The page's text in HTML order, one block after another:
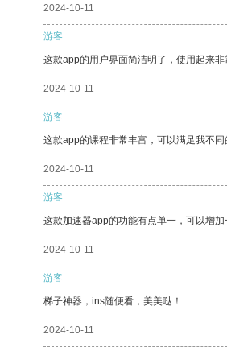
2024-10-11
游客
这款app的用户界面简洁明了，使用起来非
2024-10-11
游客
这款app的课程非常丰富，可以满足我不
2024-10-11
游客
这款加速器app的功能有点单一，可以增
2024-10-11
游客
梯子神器，ins随便看，美美哒！
2024-10-11